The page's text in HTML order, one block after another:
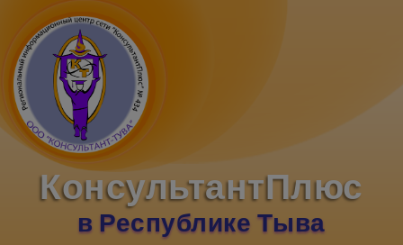
КонсультантПлюс
в Республике Тыва